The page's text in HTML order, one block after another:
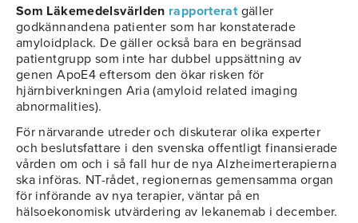
Som Läkemedelsvärlden rapporterat gäller
godkännandena patienter som har konstaterade
amyloidplack. De gäller också bara en begränsad
patientgrupp som inte har dubbel uppsättning av
genen ApoE4 eftersom den ökar risken för
hjärnbiverkningen Aria (amyloid related imaging
abnormalities).
För närvarande utreder och diskuterar olika experter
och beslutsfattare i den svenska offentligt finansierade
vården om och i så fall hur de nya Alzheimerterapierna
ska införas. NT-rådet, regionernas gemensamma organ
för införande av nya terapier, väntar på en
hälsoekonomisk utvärdering av lekanemab i december.